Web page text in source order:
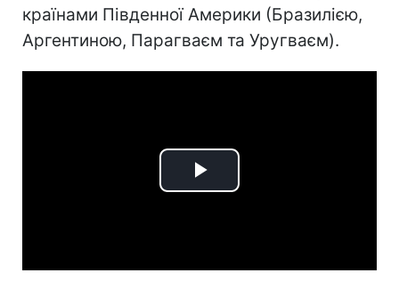
країнами Південної Америки (Бразилією,
Аргентиною, Парагваєм та Уругваєм).
Play